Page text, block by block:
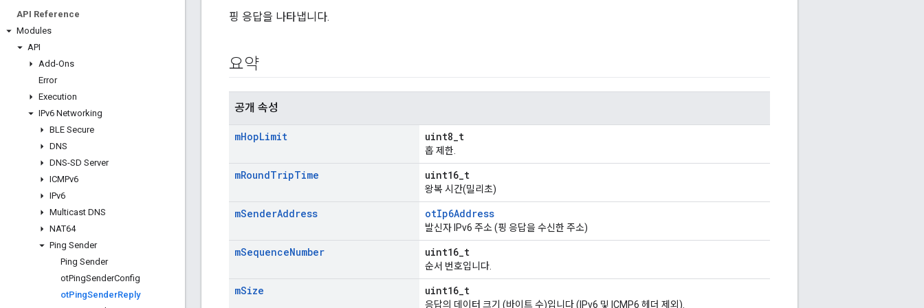
API Reference
Modules
API
Add-Ons
Error
Execution
IPv6 Networking
BLE Secure
DNS
DNS-SD Server
ICMPv6
IPv6
Multicast DNS
NAT64
Ping Sender
Ping Sender
otPingSenderConfig
otPingSenderReply
핑 응답을 나타냅니다.
요약
공개 속성
mHopLimit uint8_t
홉 제한.
mRoundTripTime uint16_t
왕복 시간(밀리초)
mSenderAddress otIp6Address
발신자 IPv6 주소 (핑 응답을 수신한 주소)
mSequenceNumber uint16_t
순서 번호입니다.
mSize uint16_t
응답의 데이터 크기 (바이트 수)입니다 (IPv6 및 ICMP6 헤더 제외).